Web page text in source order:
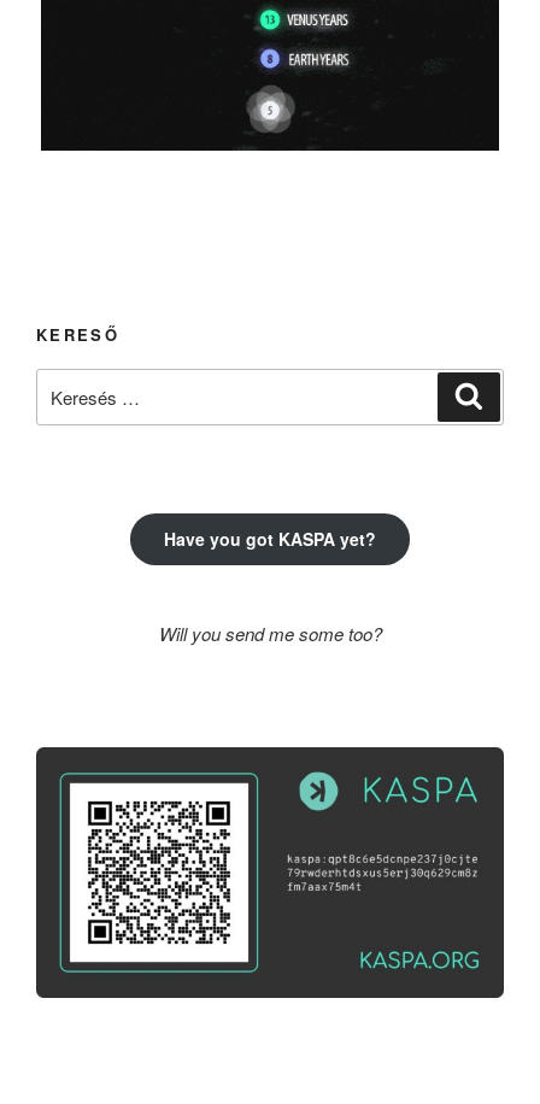
KERESŐ
Have you got KASPA yet?
Will you send me some too?